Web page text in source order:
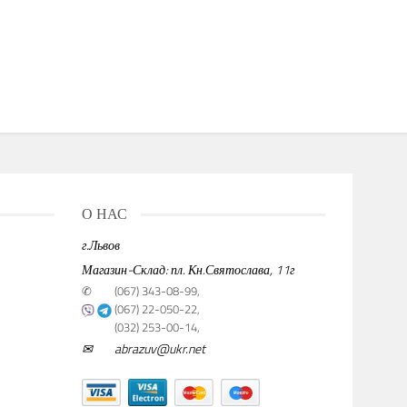
О НАС
г.Львов
Магазин-Склад: пл. Кн.Святослава, 11г
✆
(067) 343-08-99,
(067) 22-050-22,
(032) 253-00-14,
✉ abrazuv@ukr.net